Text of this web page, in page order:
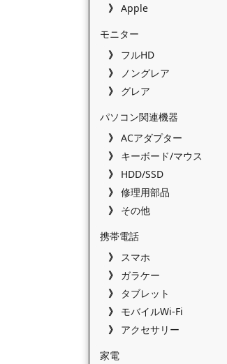
Apple
モニター
フルHD
ノングレア
グレア
パソコン関連機器
ACアダプター
キーボード/マウス
HDD/SSD
修理用部品
その他
携帯電話
スマホ
ガラケー
タブレット
モバイルWi-Fi
アクセサリー
家電